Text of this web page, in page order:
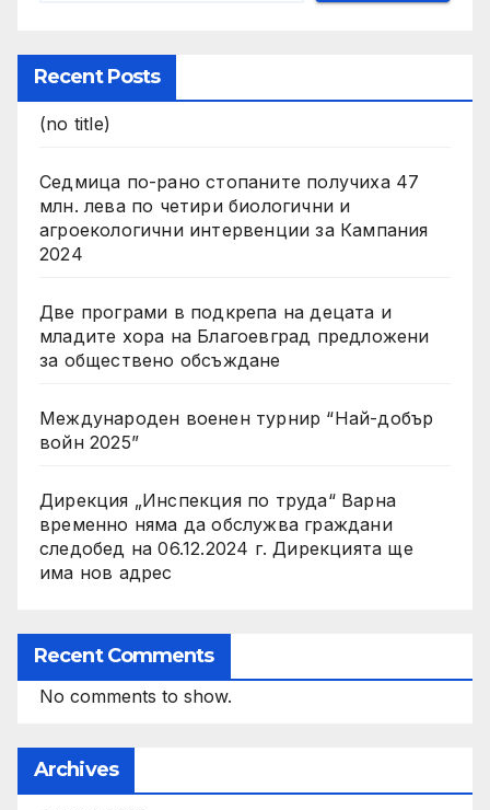
Recent Posts
(no title)
Седмица по-рано стопаните получиха 47
млн. лева по четири биологични и
агроекологични интервенции за Кампания
2024
Две програми в подкрепа на децата и
младите хора на Благоевград предложени
за обществено обсъждане
Международен военен турнир “Най-добър
войн 2025”
Дирекция „Инспекция по труда“ Варна
временно няма да обслужва граждани
следобед на 06.12.2024 г. Дирекцията ще
има нов адрес
Recent Comments
No comments to show.
Archives